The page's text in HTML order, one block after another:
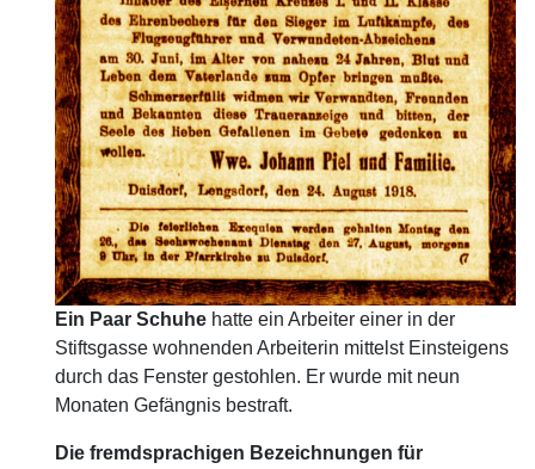
Ein Paar Schuhe hatte ein Arbeiter einer in der
Stiftsgasse wohnenden Arbeiterin mittelst Einsteigens
durch das Fenster gestohlen. Er wurde mit neun
Monaten Gefängnis bestraft.
Die fremdsprachigen Bezeichnungen für